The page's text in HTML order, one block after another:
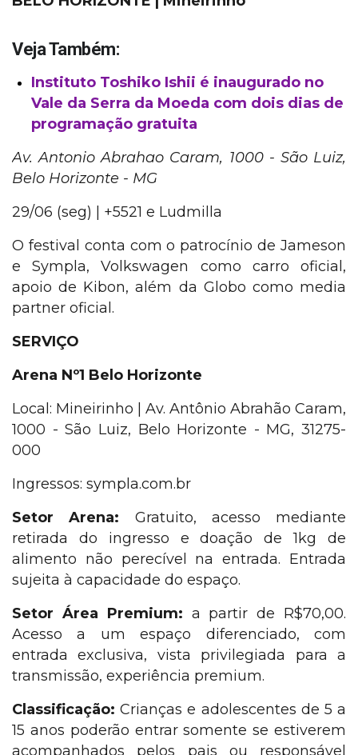
Veja Também:
Instituto Toshiko Ishii é inaugurado no
Vale da Serra da Moeda com dois dias de
programação gratuita
Av. Antonio Abrahao Caram, 1000 - São Luiz,
Belo Horizonte - MG
29/06 (seg) | +5521 e Ludmilla
O festival conta com o patrocínio de Jameson
e Sympla, Volkswagen como carro oficial,
apoio de Kibon, além da Globo como media
partner oficial.
SERVIÇO
Arena Nº1 Belo Horizonte
Local: Mineirinho | Av. Antônio Abrahão Caram,
1000 - São Luiz, Belo Horizonte - MG, 31275-
000
Ingressos: sympla.com.br
Setor Arena: Gratuito, acesso mediante
retirada do ingresso e doação de 1kg de
alimento não perecível na entrada. Entrada
sujeita à capacidade do espaço.
Setor Área Premium: a partir de R$70,00.
Acesso a um espaço diferenciado, com
entrada exclusiva, vista privilegiada para a
transmissão, experiência premium.
Classificação:Crianças e adolescentes de 5 a
15 anos poderão entrar somente se estiverem
acompanhados pelos pais ou responsável